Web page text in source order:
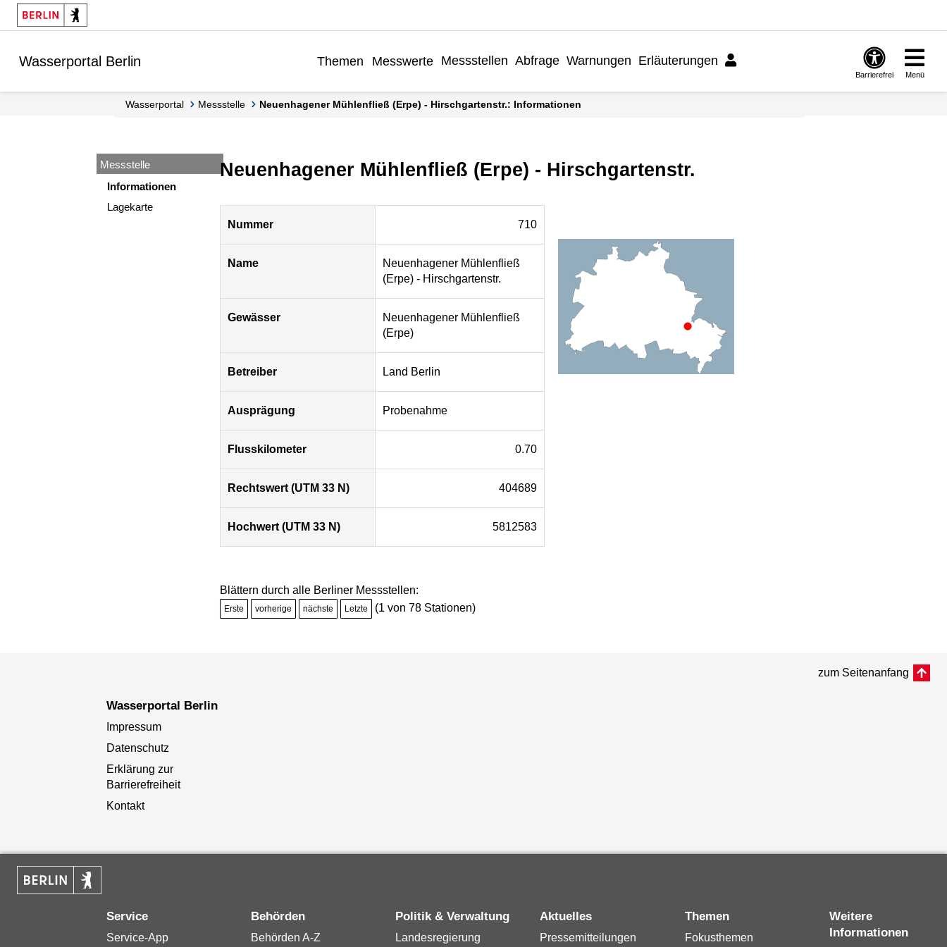
Springe zur Navigation
Springe zum Inhalt
Wasserportal Berlin Themen Messwerte Messstellen Abfrage Warnungen Erläuterungen
Barrierefrei Menü
Wasserportal Messstelle Neuenhagener Mühlenfließ (Erpe) - Hirschgartenstr.: Informationen
Messstelle
Informationen
Lagekarte
Neuenhagener Mühlenfließ (Erpe) - Hirschgartenstr.
Berlin
Nummer 710
Name
Neuenhagener Mühlenfließ
(Erpe) - Hirschgartenstr.
Gewässer
Neuenhagener Mühlenfließ
(Erpe)
Betreiber Land Berlin
Ausprägung Probenahme
Flusskilometer 0.70
Rechtswert (UTM 33 N) 404689
Hochwert (UTM 33 N) 5812583
Blättern durch alle Berliner Messstellen:
Erste vorherige nächste Letzte (1 von 78 Stationen)
zum Seitenanfang
Wasserportal Berlin
Impressum
Datenschutz
Erklärung zur
Barrierefreiheit
Kontakt
Service
Service-App
Behörden
Behörden A-Z
Politik & Verwaltung
Landesregierung
Aktuelles
Pressemitteilungen
Themen
Fokusthemen
Weitere
Informationen